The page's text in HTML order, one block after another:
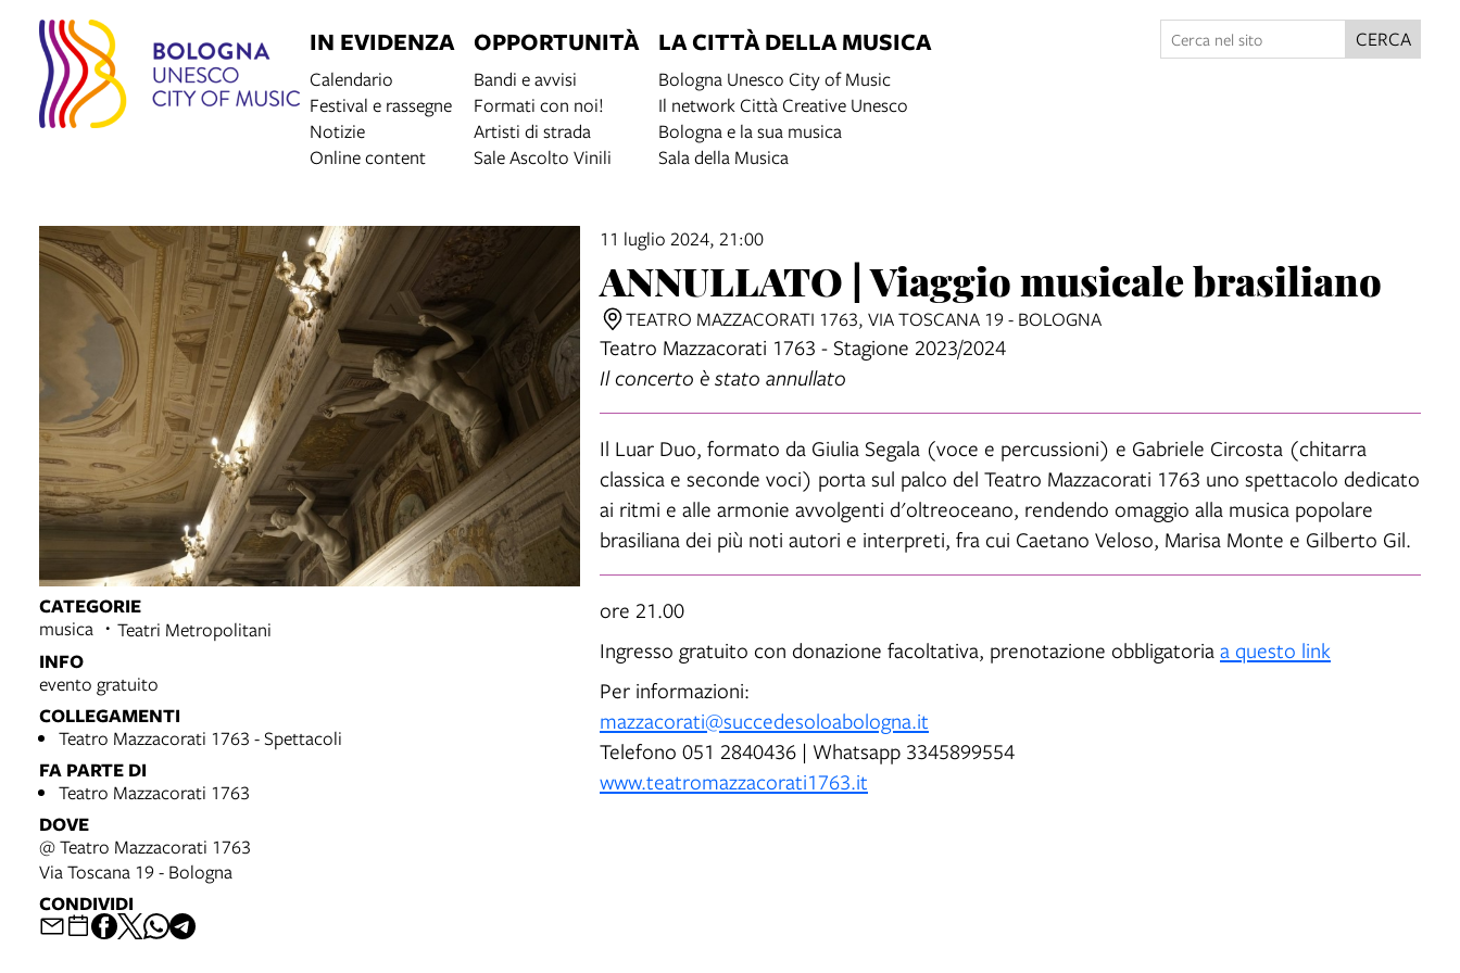
IN EVIDENZA
Calendario
Festival e rassegne
Notizie
Online content
OPPORTUNITÀ
Bandi e avvisi
Formati con noi!
Artisti di strada
Sale Ascolto Vinili
LA CITTÀ DELLA MUSICA
Bologna Unesco City of Music
Il network Città Creative Unesco
Bologna e la sua musica
Sala della Musica
CERCA
CATEGORIE
musica
Teatri Metropolitani
INFO
evento gratuito
COLLEGAMENTI
Teatro Mazzacorati 1763 - Spettacoli
FA PARTE DI
Teatro Mazzacorati 1763
DOVE
@ Teatro Mazzacorati 1763
Via Toscana 19 - Bologna
CONDIVIDI
11 luglio 2024, 21:00
ANNULLATO | Viaggio musicale brasiliano
TEATRO MAZZACORATI 1763, VIA TOSCANA 19 - BOLOGNA
Teatro Mazzacorati 1763 - Stagione 2023/2024
Il concerto è stato annullato
Il Luar Duo, formato da Giulia Segala (voce e percussioni) e Gabriele Circosta (chitarra
classica e seconde voci) porta sul palco del Teatro Mazzacorati 1763 uno spettacolo dedicato
ai ritmi e alle armonie avvolgenti d'oltreoceano, rendendo omaggio alla musica popolare
brasiliana dei più noti autori e interpreti, fra cui Caetano Veloso, Marisa Monte e Gilberto Gil.
ore 21.00
Ingresso gratuito con donazione facoltativa, prenotazione obbligatoria a questo link
Per informazioni:
mazzacorati@succedesoloabologna.it
Telefono 051 2840436 | Whatsapp 3345899554
www.teatromazzacorati1763.it